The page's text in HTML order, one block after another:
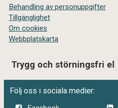
Behandling av personuppgifter
Tillgänglighet
Om cookies
Webbplatskarta
Trygg och störningsfri el
Följ oss i sociala medier: